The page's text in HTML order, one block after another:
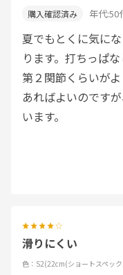
年代:50
夏でもとくに気に
ります。打ちっぱ
第２関節くらいが
あればよいのです
います。
滑りにくい
色：S2(22cm(ショートスペッ